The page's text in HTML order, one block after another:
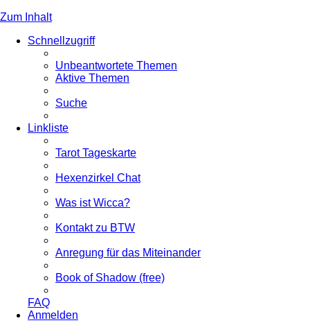
Zum Inhalt
Schnellzugriff
Unbeantwortete Themen
Aktive Themen
Suche
Linkliste
Tarot Tageskarte
Hexenzirkel Chat
Was ist Wicca?
Kontakt zu BTW
Anregung für das Miteinander
Book of Shadow (free)
FAQ
Anmelden